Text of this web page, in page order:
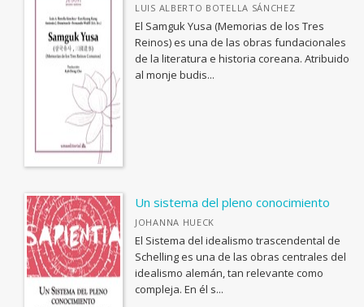
OTRAS PUBLICACIONES
Coediciones
Colecciones cerradas
Fuera de colección
Institucional
MATERIAS
<Genérica>
ANTOLOGÍAS (NO POÉTICAS)
APLICACIONES GRÁFICAS Y MULTIMEDIA
CATÁLOGOS PDF
LUIS ALBERTO BOTELLA SÁNCHEZ
El Samguk Yusa (Memorias de los Tres
Reinos) es una de las obras fundacionales
de la literatura e historia coreana. Atribuido
al monje budis...
Un sistema del pleno conocimiento
JOHANNA HUECK
El Sistema del idealismo trascendental de
Schelling es una de las obras centrales del
idealismo alemán, tan relevante como
compleja. En él s...